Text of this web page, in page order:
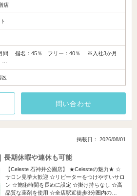
店
月間 指名：45％ フリー：40％ ※入社3か月
…
区
問い合わせ
掲載日： 2026/08/01
長期休暇や連休も可能
【Celeste 石神井公園店】 ★Celesteの魅力★ ☆
サロン見学大歓迎 ☆リピーターをつけやすいサロ
ン ☆施術時間を長めに設定 ☆掛け持ちなし ☆高
品質な薬剤を使用 ☆全店駅近徒歩3分圏内の…